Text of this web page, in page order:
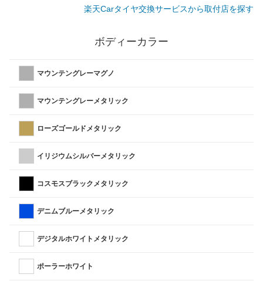
楽天Carタイヤ交換サービスから取付店を探す
ボディーカラー
マウンテングレーマグノ
マウンテングレーメタリック
ローズゴールドメタリック
イリジウムシルバーメタリック
コスモスブラックメタリック
デニムブルーメタリック
デジタルホワイトメタリック
ポーラーホワイト